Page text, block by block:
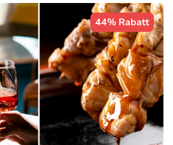
44% Rabatt